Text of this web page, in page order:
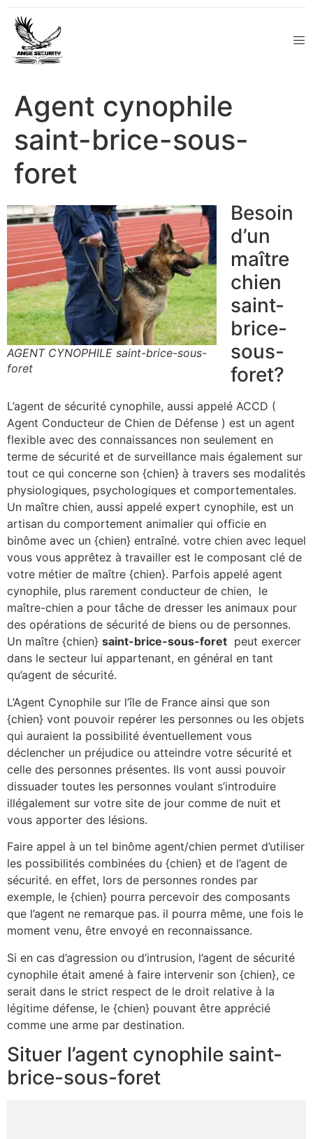
Agent cynophile
saint-brice-sous-
foret
AGENT CYNOPHILE saint-brice-sous-
foret
Besoin
d’un
maître
chien
saint-
brice-
sous-
foret?
L’agent de sécurité cynophile, aussi appelé ACCD (
Agent Conducteur de Chien de Défense ) est un agent
flexible avec des connaissances non seulement en
terme de sécurité et de surveillance mais également sur
tout ce qui concerne son {chien} à travers ses modalités
physiologiques, psychologiques et comportementales.
Un maître chien, aussi appelé expert cynophile, est un
artisan du comportement animalier qui officie en
binôme avec un {chien} entraîné. votre chien avec lequel
vous vous apprêtez à travailler est le composant clé de
votre métier de maître {chien}. Parfois appelé agent
cynophile, plus rarement conducteur de chien, le
maître-chien a pour tâche de dresser les animaux pour
des opérations de sécurité de biens ou de personnes.
Un maître {chien} saint-brice-sous-foret peut exercer
dans le secteur lui appartenant, en général en tant
qu’agent de sécurité.
L’Agent Cynophile sur l’île de France ainsi que son
{chien} vont pouvoir repérer les personnes ou les objets
qui auraient la possibilité éventuellement vous
déclencher un préjudice ou atteindre votre sécurité et
celle des personnes présentes. Ils vont aussi pouvoir
dissuader toutes les personnes voulant s’introduire
illégalement sur votre site de jour comme de nuit et
vous apporter des lésions.
Faire appel à un tel binôme agent/chien permet d’utiliser
les possibilités combinées du {chien} et de l’agent de
sécurité. en effet, lors de personnes rondes par
exemple, le {chien} pourra percevoir des composants
que l’agent ne remarque pas. il pourra même, une fois le
moment venu, être envoyé en reconnaissance.
Si en cas d’agression ou d’intrusion, l’agent de sécurité
cynophile était amené à faire intervenir son {chien}, ce
serait dans le strict respect de le droit relative à la
légitime défense, le {chien} pouvant être apprécié
comme une arme par destination.
Situer l’agent cynophile saint-
brice-sous-foret